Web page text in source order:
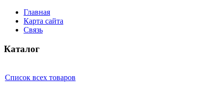
Главная
Карта сайта
Связь
Каталог
Список всех товаров